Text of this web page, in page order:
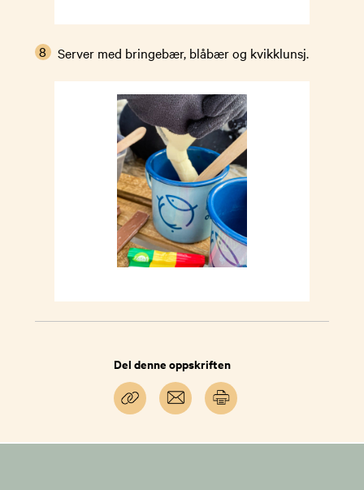
Server med bringebær, blåbær og kvikklunsj.
Del denne oppskriften